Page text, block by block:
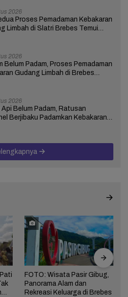
2026
Proses Pemadaman Kebakaran
Limbah di Slatri Brebes Temui
2026
Belum Padam, Proses Pemadaman
Gudang Limbah di Brebes
2026
Api Belum Padam, Ratusan
Berjibaku Padamkan Kebakaran
FOTO: Wisata Pasir Gibug,
Panorama Alam dan
Rekreasi Keluarga di Brebes